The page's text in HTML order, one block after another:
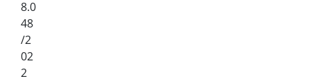
8.0
48
/2
02
2